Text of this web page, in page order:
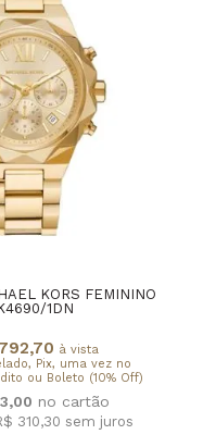
KORS FEMININO
1DN
à vista
Pix, uma vez no
ou Boleto (10% Off)
310,30 sem juros